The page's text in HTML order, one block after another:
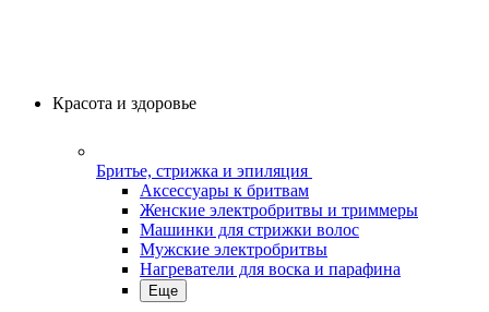
Красота и здоровье
Бритье, стрижка и эпиляция
Аксессуары к бритвам
Женские электробритвы и триммеры
Машинки для стрижки волос
Мужские электробритвы
Нагреватели для воска и парафина
Еще